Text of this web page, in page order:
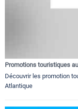
Promotions touristiques
Découvrir les promotion
Atlantique